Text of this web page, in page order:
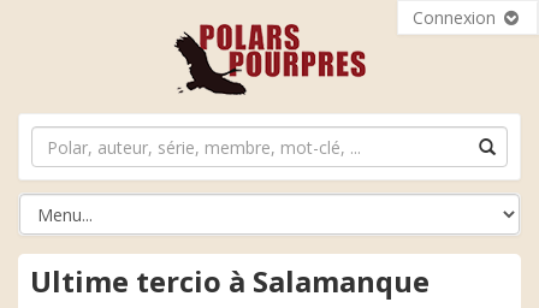
Connexion
Ultime tercio à Salamanque